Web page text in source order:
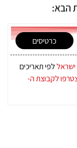
הבא:
כרטיסים
לפי תאריכים
לקבוצת ה-